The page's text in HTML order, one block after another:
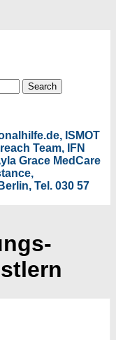
ISMOT
Team, IFN
Grace MedCare
Tel. 030 57